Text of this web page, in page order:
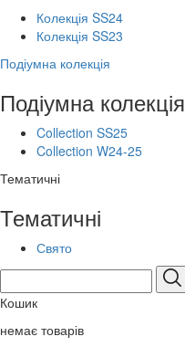
Колекція SS24
Колекція SS23
Подіумна колекція
Подіумна колекція
Collection SS25
Collection W24-25
Тематичні
Тематичні
Свято
Кошик
немає товарів